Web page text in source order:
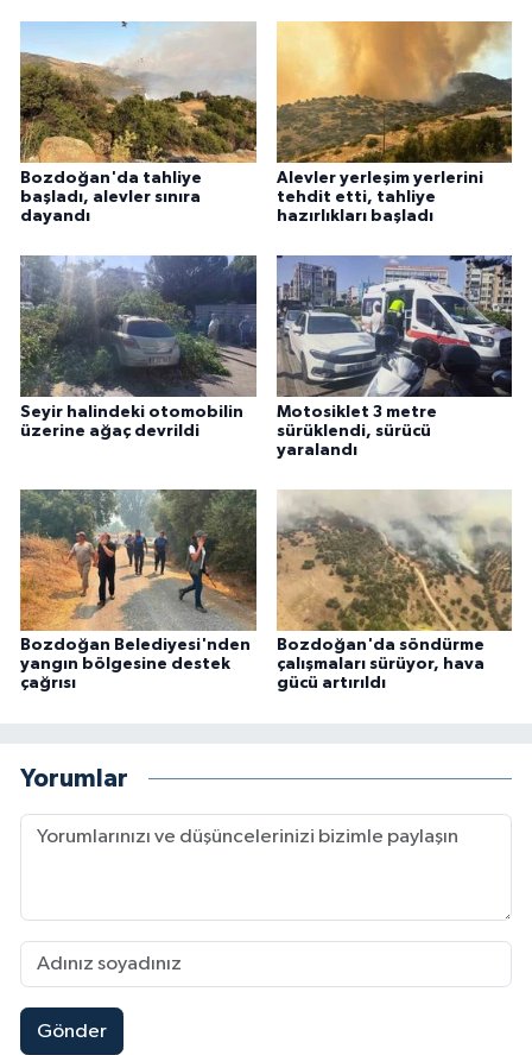
Bozdoğan'da tahliye
başladı, alevler sınıra
dayandı
Alevler yerleşim yerlerini
tehdit etti, tahliye
hazırlıkları başladı
Seyir halindeki otomobilin
üzerine ağaç devrildi
Motosiklet 3 metre
sürüklendi, sürücü
yaralandı
Bozdoğan Belediyesi'nden
yangın bölgesine destek
çağrısı
Bozdoğan'da söndürme
çalışmaları sürüyor, hava
gücü artırıldı
Yorumlar
Gönder